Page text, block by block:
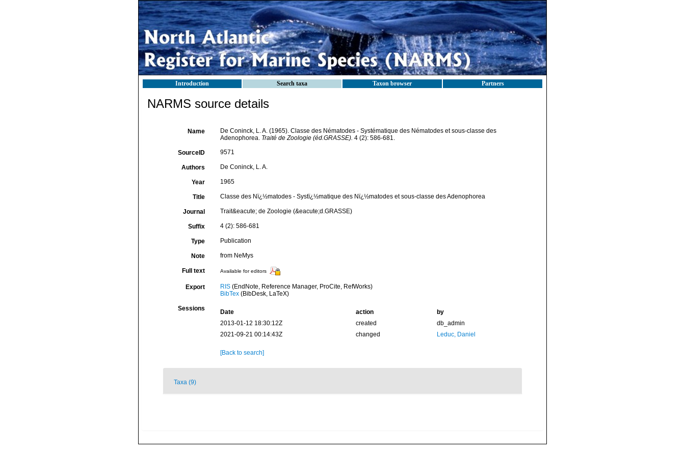
Introduction Search taxa Taxon browser Partners
NARMS source details
Name
De Coninck, L. A. (1965). Classe des Nématodes - Systématique des Nématodes et sous-classe des
Adenophorea. Traité de Zoologie (éd.GRASSE). 4 (2): 586-681.
SourceID 9571
Authors De Coninck, L. A.
Year 1965
Title Classe des Nï¿½matodes - Systï¿½matique des Nï¿½matodes et sous-classe des Adenophorea
Journal Trait&eacute; de Zoologie (&eacute;d.GRASSE)
Suffix 4 (2): 586-681
Type Publication
Note from NeMys
Full text Available for editors
Export RIS(EndNote, Reference Manager, ProCite, RefWorks)
BibTex(BibDesk, LaTeX)
Sessions Date action
by
2013-01-12 18:30:12Z
created
db_admin
2021-09-21 00:14:43Z
changed Leduc, Daniel
[Back to search]
Taxa (9)